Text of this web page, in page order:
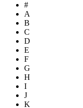
#
A
B
C
D
E
F
G
H
I
J
K